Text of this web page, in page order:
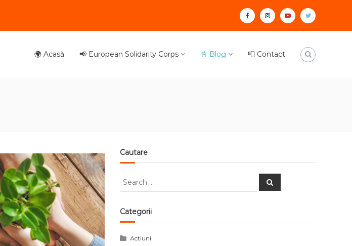
facebookinstagramyoutubetwitter
🌍 Acasă 📢 European Solidarity Corps 📓 Blog 📮 Contact
Cautare
Search
Search
Categorii
Actiuni